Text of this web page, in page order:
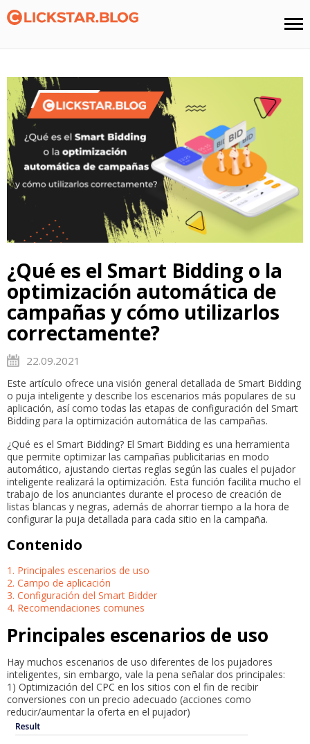
¿Qué es el Smart Bidding o la
optimización automática de
campañas y cómo utilizarlos
correctamente?
22.09.2021
Este artículo ofrece una visión general detallada de Smart Bidding
o puja inteligente y describe los escenarios más populares de su
aplicación, así como todas las etapas de configuración del Smart
Bidding para la optimización automática de las campañas.
¿Qué es el Smart Bidding? El Smart Bidding es una herramienta
que permite optimizar las campañas publicitarias en modo
automático, ajustando ciertas reglas según las cuales el pujador
inteligente realizará la optimización. Esta función facilita mucho el
trabajo de los anunciantes durante el proceso de creación de
listas blancas y negras, además de ahorrar tiempo a la hora de
configurar la puja detallada para cada sitio en la campaña.
Contenido
1. Principales escenarios de uso
2. Campo de aplicación
3. Configuración del Smart Bidder
4. Recomendaciones comunes
Principales escenarios de uso
Hay muchos escenarios de uso diferentes de los pujadores
inteligentes, sin embargo, vale la pena señalar dos principales:
1) Optimización del CPC en los sitios con el fin de recibir
conversiones con un precio adecuado (acciones como
reducir/aumentar la oferta en el pujador)